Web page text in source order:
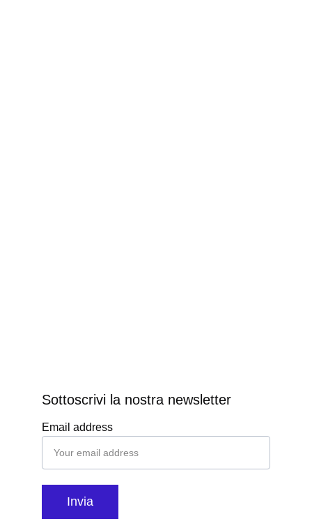
Email address
Invia
Sottoscrivi la nostra newsletter